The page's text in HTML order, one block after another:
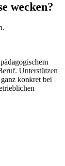
wecken?
Unterstützen
konkret bei